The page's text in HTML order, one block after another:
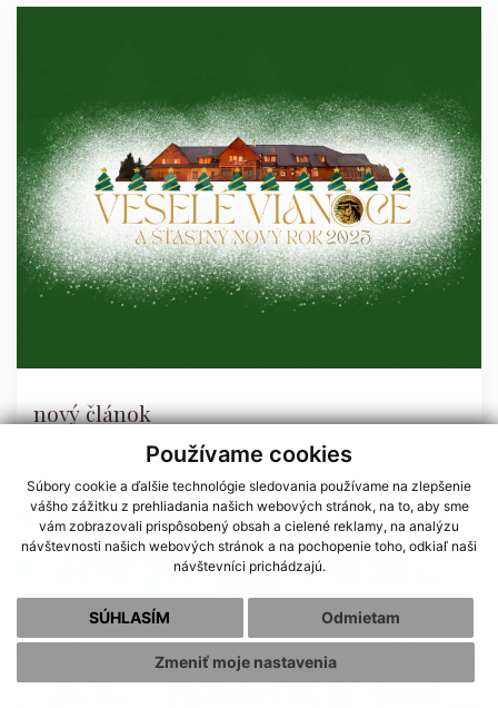
Používame cookies
Súbory cookie a ďalšie technológie sledovania používame na zlepšenie
vášho zážitku z prehliadania našich webových stránok, na to, aby sme
vám zobrazovali prispôsobený obsah a cielené reklamy, na analýzu
návštevnosti našich webových stránok a na pochopenie toho, odkiaľ naši
návštevníci prichádzajú.
SÚHLASÍM Odmietam
Zmeniť moje nastavenia
nový článok